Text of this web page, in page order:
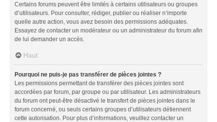
Certains forums peuvent être limités à certains utilisateurs ou groupes
d’utilisateurs. Pour consulter, rédiger, publier ou réaliser n’importe
quelle autre action, vous avez besoin des permissions adéquates.
Essayez de contacter un modérateur ou un administrateur du forum afin
de lui demander un accès.
Haut
Pourquoi ne puis-je pas transférer de pièces jointes ?
Les permissions permettant de transférer des pièces jointes sont
accordées par forum, par groupe ou par utilisateur. Les administrateurs
du forum ont peut-être désactivé le transfert de pièces jointes dans le
forum concerné, ou seuls certains groupes d’utilisateurs détiennent
cette autorisation. Pour plus d’informations, veuillez contacter un